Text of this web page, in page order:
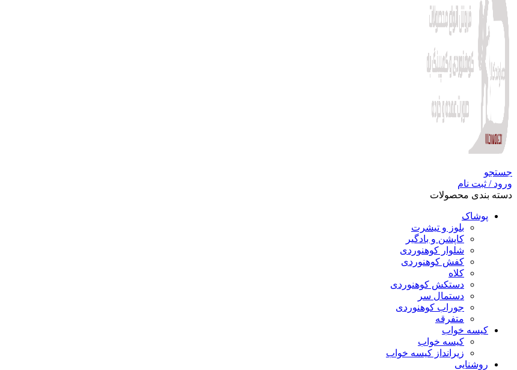
جستجو
ورود / ثبت نام
دسته بندی محصولات
پوشاک
بلوز و تیشرت
کاپشن و بادگیر
شلوار کوهنوردی
کفش کوهنوردی
کلاه
دستکش کوهنوردی
دستمال سر
جوراب کوهنوردی
متفرقه
کیسه خواب
کیسه خواب
زیرانداز کیسه خواب
روشنایی